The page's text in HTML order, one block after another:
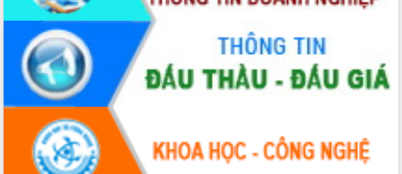
du khách thông qua Hệ thống cơ sở dữ
liệu và Bản đồ số
Tập huấn ứng dụng trí tuệ nhân tạo (AI)
trong thương mại điện tử năm 2026
Đoàn đại biểu Quốc hội tỉnh Đắk Lắk
trao đổi thông tin trước Kỳ họp thứ
nhất, Quốc hội khóa XVI
Quyết liệt cải cách hành chính, khơi
thông nguồn lực phát triển